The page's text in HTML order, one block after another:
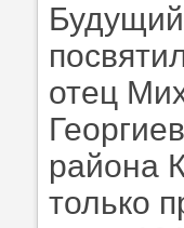
отец
района
только